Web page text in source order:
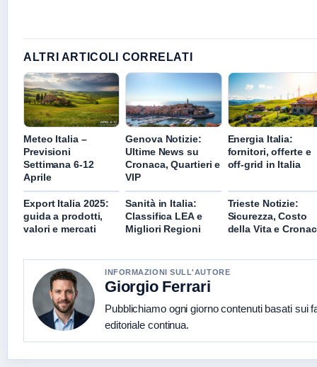
ALTRI ARTICOLI CORRELATI
Meteo Italia –
Previsioni
Settimana 6-12
Aprile
Genova Notizie:
Ultime News su
Cronaca, Quartieri e
VIP
Energia Italia:
fornitori, offerte e
off-grid in Italia
Export Italia 2025:
guida a prodotti,
valori e mercati
Sanità in Italia:
Classifica LEA e
Migliori Regioni
Trieste Notizie:
Sicurezza, Costo
della Vita e
INFORMAZIONI SULL'AUTORE
Giorgio Ferrari
Pubblichiamo ogni giorno contenuti basati sui
editoriale continua.